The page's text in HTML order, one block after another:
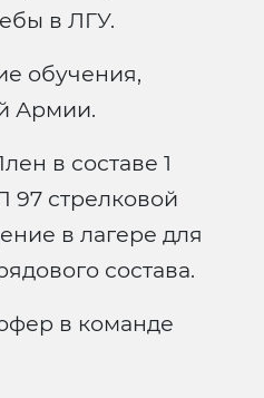
в ЛГУ.
обучения,
Армии.
в составе 1
97 стрелковой
в лагере для
состава.
в команде